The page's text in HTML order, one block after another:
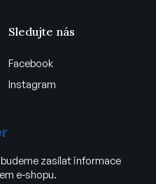
Sledujte nás
Facebook
Instagram
zasílat informace
e-shopu.